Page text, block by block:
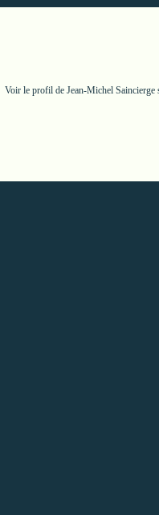
Voir le profil de Jean-Michel Saincierge